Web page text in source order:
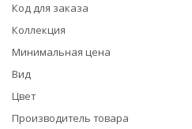
Код для заказа
Коллекция
Минимальная цена
Вид
Цвет
Производитель товара